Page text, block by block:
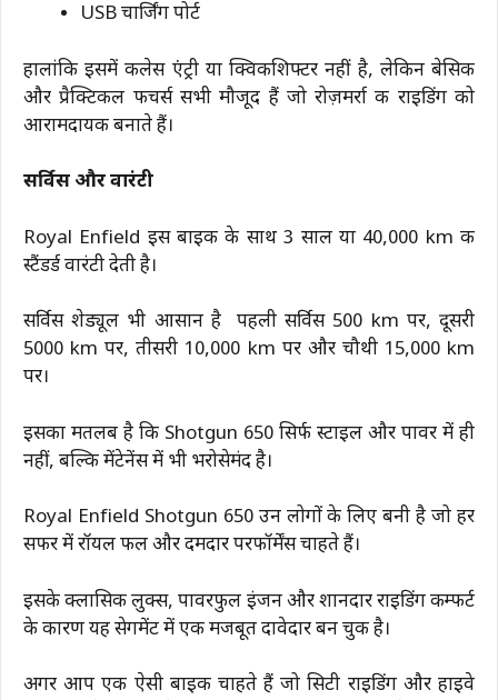
USB चार्जिंग पोर्ट
हालांकि इसमें कीलेस एंट्री या क्विकशिफ्टर नहीं है, लेकिन बेसिक
और प्रैक्टिकल फीचर्स सभी मौजूद हैं जो रोज़मर्रा की राइडिंग को
आरामदायक बनाते हैं।
सर्विस और वारंटी
Royal Enfield इस बाइक के साथ 3 साल या 40,000 km की
स्टैंडर्ड वारंटी देती है।
सर्विस शेड्यूल भी आसान है पहली सर्विस 500 km पर, दूसरी
5000 km पर, तीसरी 10,000 km पर और चौथी 15,000 km
पर।
इसका मतलब है कि Shotgun 650 सिर्फ स्टाइल और पावर में ही
नहीं, बल्कि मेंटेनेंस में भी भरोसेमंद है।
Royal Enfield Shotgun 650 उन लोगों के लिए बनी है जो हर
सफर में रॉयल फील और दमदार परफॉर्मेंस चाहते हैं।
इसके क्लासिक लुक्स, पावरफुल इंजन और शानदार राइडिंग कम्फर्ट
के कारण यह सेगमेंट में एक मजबूत दावेदार बन चुकी है।
अगर आप एक ऐसी बाइक चाहते हैं जो सिटी राइडिंग और हाइवे